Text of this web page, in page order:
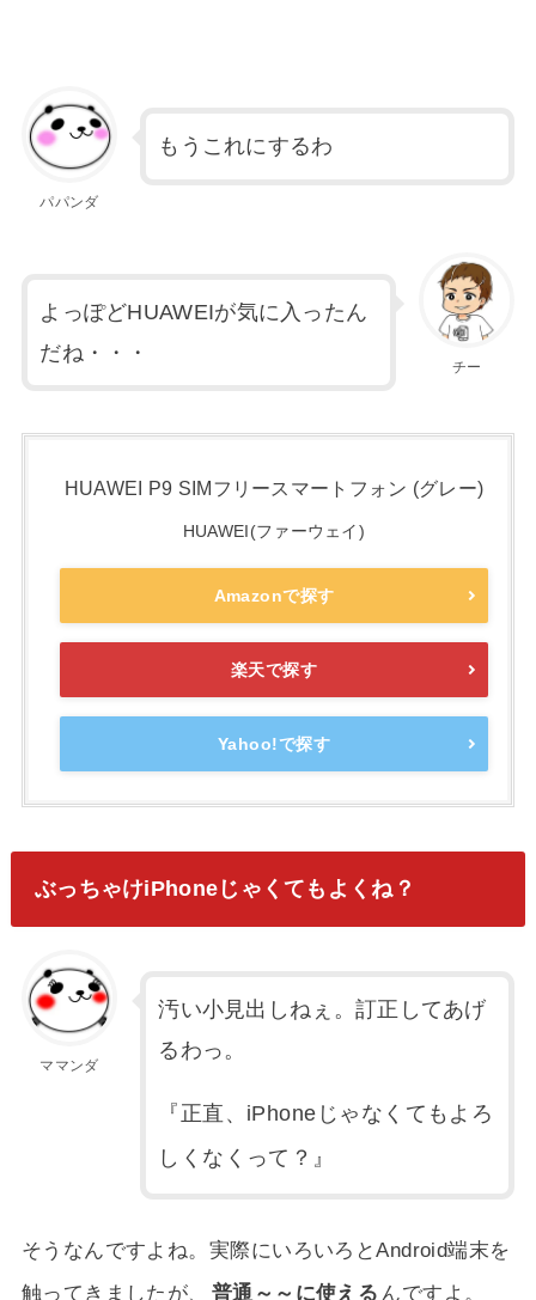
パパンダ
もうこれにするわ
チー
よっぽどHUAWEIが気に入ったん
だね・・・
HUAWEI P9 SIMフリースマートフォン (グレー)
HUAWEI(ファーウェイ)
Amazonで探す
楽天で探す
Yahoo!で探す
ぶっちゃけiPhoneじゃくてもよくね？
ママンダ
汚い小見出しねぇ。訂正してあげ
るわっ。
『正直、iPhoneじゃなくてもよろ
しくなくって？』
そうなんですよね。実際にいろいろとAndroid端末を
触ってきましたが、
普通～～に使える んですよ。